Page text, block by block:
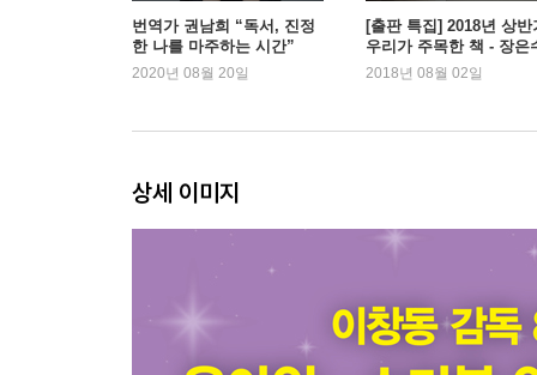
번역가 권남희 “독서, 진정
한 나를 마주하는 시간”
2020년 08월 20일
[출판 특집] 2018년 상반
우리가 주목한 책 - 장은
출판평론가
2018년 08월 02일
상세 이미지